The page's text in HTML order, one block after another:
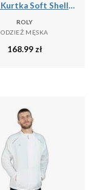
Męska Kurtka Soft Shell Rudolph
ROLY
ODZIEŻ MĘSKA
168.99 zł